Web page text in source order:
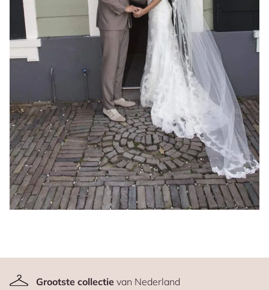
Grootste collectievan Nederland